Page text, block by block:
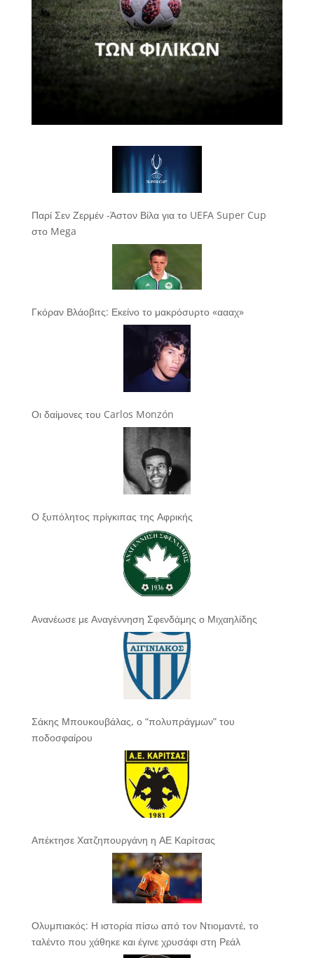
Παρί Σεν Ζερμέν -Άστον Βίλα για το UEFA Super Cup
στο Mega
Γκόραν Βλάοβιτς: Εκείνο το μακρόσυρτο «αααχ»
Οι δαίμονες του Carlos Monzón
Ο ξυπόλητος πρίγκιπας της Αφρικής
Ανανέωσε με Αναγέννηση Σφενδάμης ο Μιχαηλίδης
Σάκης Μπουκουβάλας, ο “πολυπράγμων” του
ποδοσφαίρου
Απέκτησε Χατζηπουργάνη η ΑΕ Καρίτσας
Ολυμπιακός: Η ιστορία πίσω από τον Ντιομαντέ, το
ταλέντο που χάθηκε και έγινε χρυσάφι στη Ρεάλ